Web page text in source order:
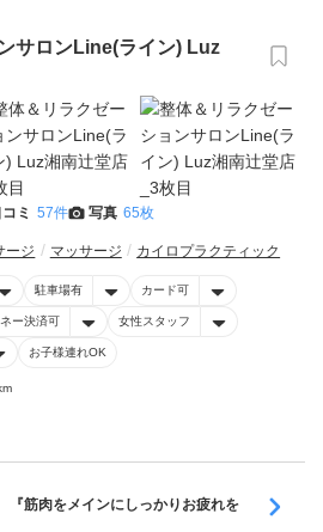
サロンLine(ライン) Luz
ミ 57件 写真 65枚
ージ マッサージ カイロプラクティック
駐車場有 カード可
ー決済可 女性スタッフ
お子様連れOK
筋肉をメインにしっかりお疲れを